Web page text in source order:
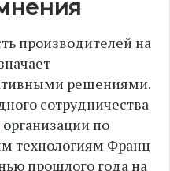
производителей на
решениями.
сотрудничества
по
технологиям Франц
прошлого года на